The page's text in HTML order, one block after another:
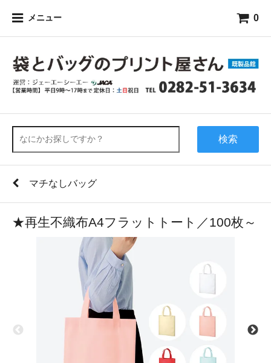
メニュー 0
検索
マチなしバッグ
★再生不織布A4フラットトート／100枚～